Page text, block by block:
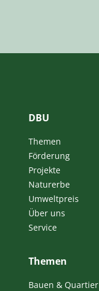
DBU
Themen
Förderung
Projekte
Naturerbe
Umweltpreis
Über uns
Service
Themen
Bauen & Quartier